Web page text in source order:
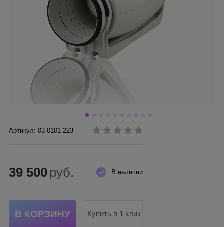
Артикул: 03-0101-223
В наличии
39 500 руб.
Купить в 1 клик